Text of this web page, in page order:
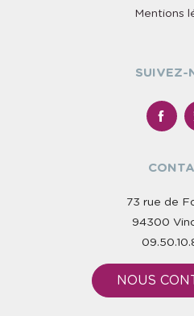
Mentions
SUIVEZ-
73 rue de
94300
NOUS